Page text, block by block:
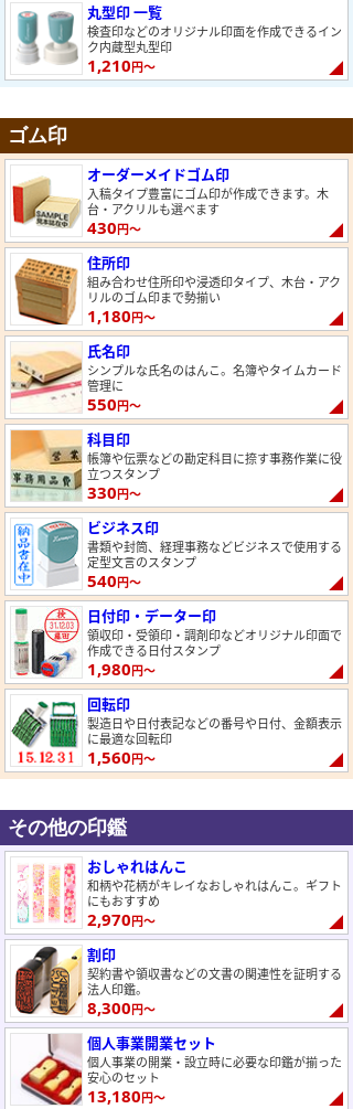
丸型印 一覧
検査印などのオリジナル印面を作成できるイン
ク内蔵型丸型印
1,210円～
ゴム印
オーダーメイドゴム印
入稿タイプ豊富にゴム印が作成できます。木
台・アクリルも選べます
430円～
住所印
組み合わせ住所印や浸透印タイプ、木台・アク
リルのゴム印まで勢揃い
1,180円～
氏名印
シンプルな氏名のはんこ。名簿やタイムカード
管理に
550円～
科目印
帳簿や伝票などの勘定科目に捺す事務作業に役
立つスタンプ
330円～
ビジネス印
書類や封筒、経理事務などビジネスで使用する
定型文言のスタンプ
540円～
日付印・データー印
領収印・受領印・調剤印などオリジナル印面で
作成できる日付スタンプ
1,980円～
回転印
製造日や日付表記などの番号や日付、金額表示
に最適な回転印
1,560円～
その他の印鑑
おしゃれはんこ
和柄や花柄がキレイなおしゃれはんこ。ギフト
にもおすすめ
2,970円～
割印
契約書や領収書などの文書の関連性を証明する
法人印鑑。
8,300円～
個人事業開業セット
個人事業の開業・設立時に必要な印鑑が揃った
安心のセット
13,180円～